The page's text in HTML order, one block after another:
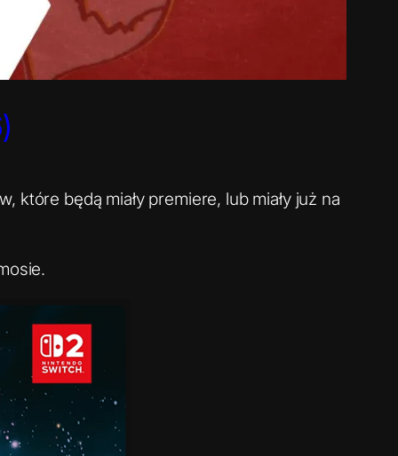
które będą miały premiere, lub miały już na